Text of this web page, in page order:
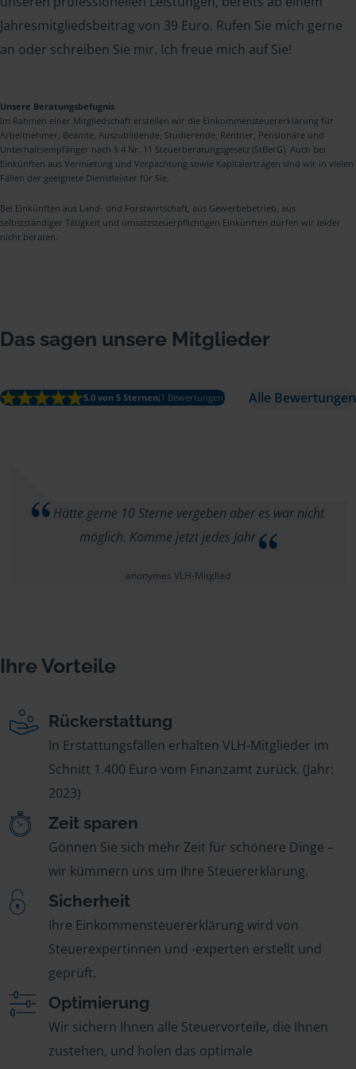
Jahresmitgliedsbeitrag von 39 Euro. Rufen Sie mich gerne
an oder schreiben Sie mir. Ich freue mich auf Sie!
Unsere Beratungsbefugnis
Im Rahmen einer Mitgliedschaft erstellen wir die Einkommensteuererklärung für
Arbeitnehmer, Beamte, Auszubildende, Studierende, Rentner, Pensionäre und
Unterhaltsempfänger nach § 4 Nr. 11 Steuerberatungsgesetz (StBerG). Auch bei
Einkünften aus Vermietung und Verpachtung sowie Kapitalerträgen sind wir in vielen
Fällen der geeignete Dienstleister für Sie.
Bei Einkünften aus Land- und Forstwirtschaft, aus Gewerbebetrieb, aus
selbstständiger Tätigkeit und umsatzsteuerpflichtigen Einkünften dürfen wir leider
nicht beraten.
Das sagen unsere Mitglieder
5.0 von 5 Sternen(1 Bewertungen) Alle Bewertungen
Hätte gerne 10 Sterne vergeben aber es war nicht
möglich. Komme jetzt jedes Jahr
anonymes VLH-Mitglied
Ihre Vorteile
Rückerstattung
In Erstattungsfällen erhalten VLH-Mitglieder im
Schnitt 1.400 Euro vom Finanzamt zurück. (Jahr:
2023)
Zeit sparen
Gönnen Sie sich mehr Zeit für schönere Dinge –
wir kümmern uns um Ihre Steuererklärung.
Sicherheit
Ihre Einkommensteuererklärung wird von
Steuerexpertinnen und -experten erstellt und
geprüft.
Optimierung
Wir sichern Ihnen alle Steuervorteile, die Ihnen
zustehen, und holen das optimale